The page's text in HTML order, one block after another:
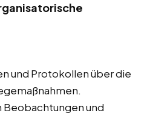
und Protokollen über die
und